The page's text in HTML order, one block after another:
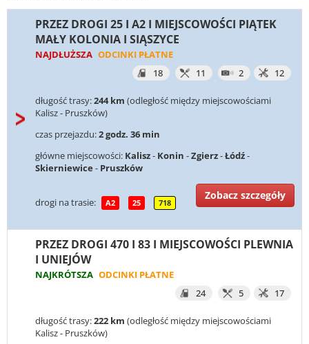
PRZEZ DROGI 25 I A2 I MIEJSCOWOŚCI PIĄTEK
MAŁY KOLONIA I SIĄSZYCE
NAJDŁUŻSZA ODCINKI PŁATNE
18
11 2 12
długość trasy:244 km (odległość między miejscowościami
Kalisz - Pruszków)
czas przejazdu:2 godz. 36 min
główne miejscowości: Kalisz- Konin -Zgierz-Łódź-
Skierniewice - Pruszków
drogi na trasie: A2 25 718
Zobacz szczegóły
PRZEZ DROGI 470 I 83 I MIEJSCOWOŚCI PLEWNIA
I UNIEJÓW
NAJKRÓTSZA ODCINKI PŁATNE
24
5 17
długość trasy:222 km (odległość między miejscowościami
Kalisz - Pruszków)